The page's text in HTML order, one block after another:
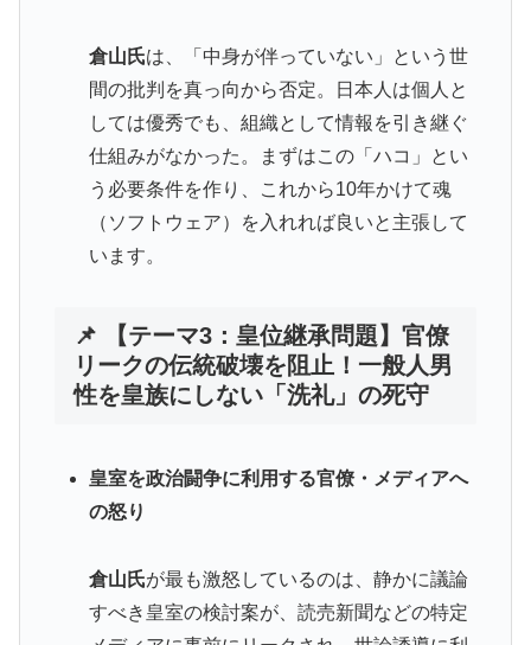
倉山氏は、「中身が伴っていない」という世
間の批判を真っ向から否定。日本人は個人と
しては優秀でも、組織として情報を引き継ぐ
仕組みがなかった。まずはこの「ハコ」とい
う必要条件を作り、これから10年かけて魂
（ソフトウェア）を入れれば良いと主張して
います。
📌 【テーマ3：皇位継承問題】官僚
リークの伝統破壊を阻止！一般人男
性を皇族にしない「洗礼」の死守
皇室を政治闘争に利用する官僚・メディアへ
の怒り
倉山氏が最も激怒しているのは、静かに議論
すべき皇室の検討案が、読売新聞などの特定